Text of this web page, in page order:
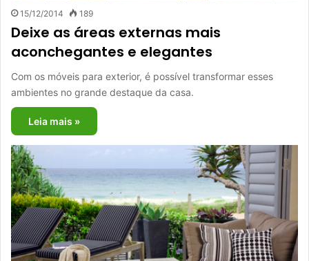
15/12/2014 189
Deixe as áreas externas mais
aconchegantes e elegantes
Com os móveis para exterior, é possível transformar esses
ambientes no grande destaque da casa.
Leia mais »